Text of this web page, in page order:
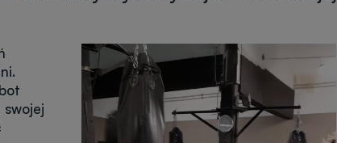
Obraz
swojej